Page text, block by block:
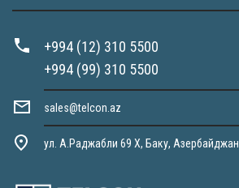
+994 (12) 310 5500
+994 (99) 310 5500
sales@telcon.az
ул. А.Раджабли 69 X, Баку, Азербайджан